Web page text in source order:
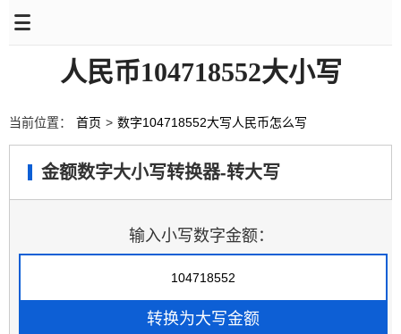
人民币104718552大小写
当前位置： 首页 > 数字104718552大写人民币怎么写
金额数字大小写转换器-转大写
输入小写数字金额：